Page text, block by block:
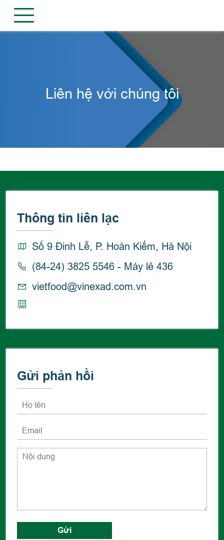
Liên hệ với chúng tôi
Thông tin liên lạc
Số 9 Đinh Lễ, P. Hoàn Kiếm, Hà Nội
(84-24) 3825 5546 - Máy lẻ 436
vietfood@vinexad.com.vn
Gửi phản hồi